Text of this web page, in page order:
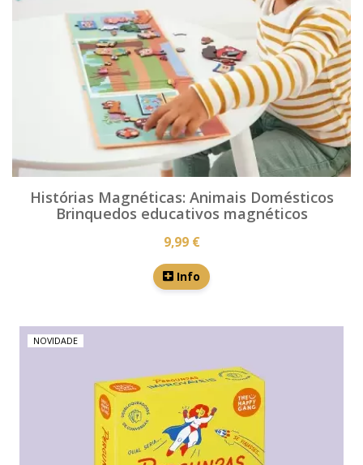
Histórias Magnéticas: Animais Domésticos
Brinquedos educativos magnéticos
9,99 €
Info
NOVIDADE